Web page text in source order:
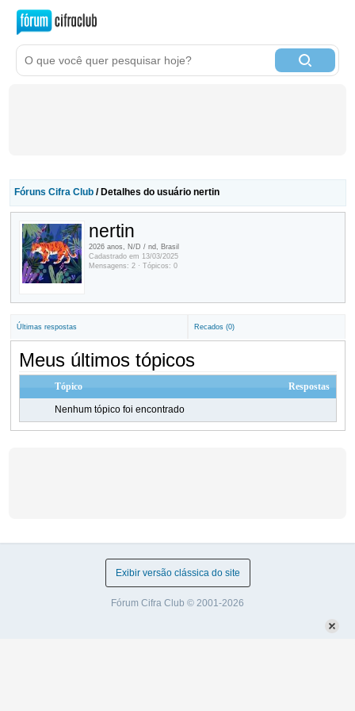
Fóruns Cifra Club/ Detalhes do usuário nertin
nertin
2026 anos, N/D / nd, Brasil
Cadastrado em 13/03/2025
Mensagens: 2 · Tópicos: 0
Últimas respostas Recados (0)
Meus últimos tópicos
Tópico Respostas
Nenhum tópico foi encontrado
Exibir versão clássica do site
Fórum Cifra Club © 2001-2026